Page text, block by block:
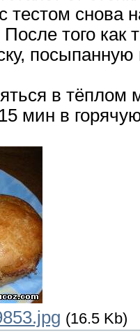
тестом снова
того как
в тёплом
мин в
(16.5 Kb)